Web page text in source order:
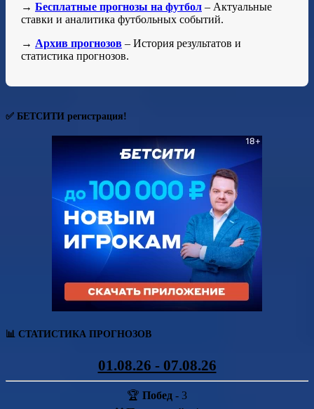
→ Бесплатные прогнозы на футбол – Актуальные
ставки и аналитика футбольных событий.
→ Архив прогнозов – История результатов и
статистика прогнозов.
✅ БЕТСИТИ регистрация!
📊 СТАТИСТИКА ПРОГНОЗОВ
01.08.26 - 07.08.26
🏆 Побед - 3